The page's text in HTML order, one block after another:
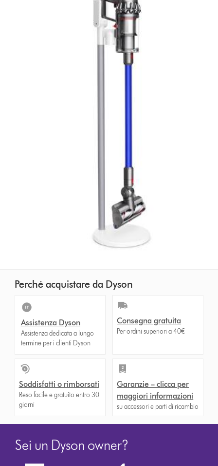
Perché acquistare da Dyson
Assistenza Dyson
Assistenza dedicata a lungo
termine per i clienti Dyson
Consegna gratuita
Per ordini superiori a 40€
Soddisfatti o rimborsati
Reso facile e gratuito entro 30
giorni
Garanzie – clicca per
maggiori informazioni
su accessori e parti di ricambio
Sei un Dyson owner?